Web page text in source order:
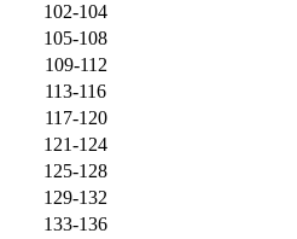
102-104
105-108
109-112
113-116
117-120
121-124
125-128
129-132
133-136